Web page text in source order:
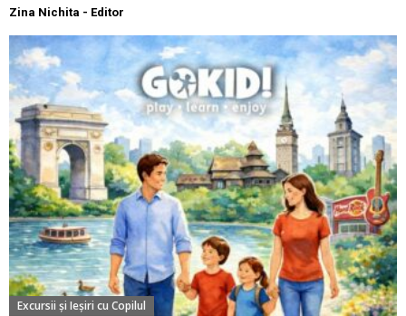
Zina Nichita - Editor
Excursii şi Ieşiri cu Copilul